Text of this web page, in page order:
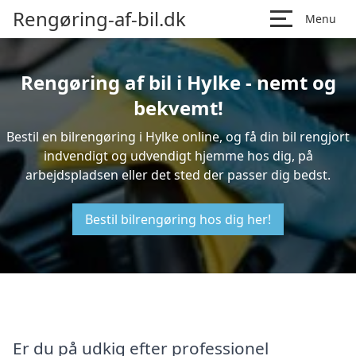
Rengøring-af-bil.dk Menu
Rengøring af bil i Hylke - nemt og
bekvemt!
Bestil en bilrengøring i Hylke online, og få din bil rengjort
indvendigt og udvendigt hjemme hos dig, på
arbejdspladsen eller det sted der passer dig bedst.
Bestil bilrengøring hos dig her!
Er du på udkig efter professionel